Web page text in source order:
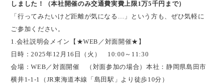
しました！（本社開催のみ交通費実費上限1万5千円まで）
「行ってみたいけど距離が気になる…」という方も、ぜひ気軽に
ご参加ください。
1.会社説明会メイン【★WEB／対面開催★】
日時：2025年12月16日（火） 10:00～11:30
会場：WEB／対面開催 （対面参加の場合）本社：静岡県島田市
横井1-1-1（JR東海道本線「島田駅」より徒歩10分）